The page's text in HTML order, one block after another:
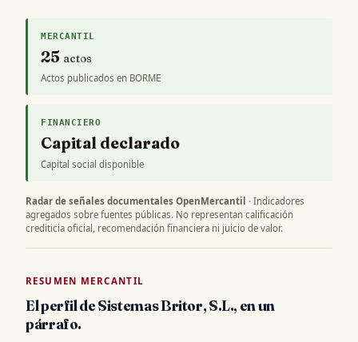
MERCANTIL
25 actos
Actos publicados en BORME
FINANCIERO
Capital declarado
Capital social disponible
Radar de señales documentales OpenMercantil · Indicadores
agregados sobre fuentes públicas. No representan calificación
crediticia oficial, recomendación financiera ni juicio de valor.
RESUMEN MERCANTIL
El perfil de Sistemas Britor, S.L., en un
párrafo.